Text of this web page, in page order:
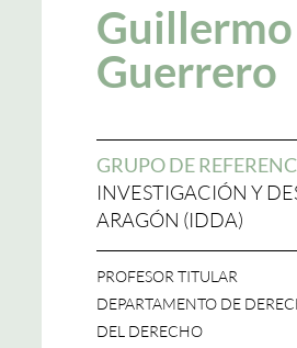
Guerrero
GRUPO DE
INVESTIGACIÓN Y
ARAGÓN (IDDA)
PROFESOR TITULAR
DEPARTAMENTO DE
DEL DERECHO